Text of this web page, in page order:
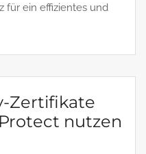
für ein effizientes und
Zertifikate
nutzen